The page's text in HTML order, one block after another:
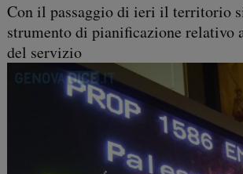
Con il passaggio di ieri il territorio
strumento di pianificazione relativo
del servizio